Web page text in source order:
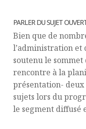
PARLER DU SUJET
Bien que de
l’administration et
soutenu le
rencontre à la
présentation- deux
sujets lors du
le segment diffusé